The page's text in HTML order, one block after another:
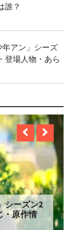
誰？
アン」シーズ
登場人物・あら
シーズン2
・原作情